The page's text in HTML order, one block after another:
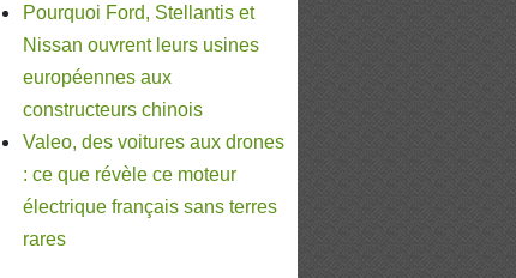
Pourquoi Ford, Stellantis et
Nissan ouvrent leurs usines
européennes aux
constructeurs chinois
Valeo, des voitures aux drones
: ce que révèle ce moteur
électrique français sans terres
rares